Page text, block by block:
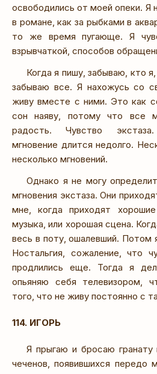
освободились от моей опеки. Я
в романе, как за рыбками в
то же время пугающе. Я
взрывчаткой, способов
Когда я пишу, забываю, кто
забываю все. Я нахожусь со
живу вместе с ними. Это как
сон наяву, потому что все
радость. Чувство
мгновение длится недолго.
несколько мгновений.
Однако я не могу
мгновения экстаза. Они
мне, когда приходят
музыка, или хорошая сцена.
весь в поту, ошалевший. Потом
Ностальгия, сожаление, что
продлились еще. Тогда я
опьяняю себя телевизором,
того, что не живу постоянно с
114. ИГОРЬ
Я прыгаю и бросаю гранату
чеченов, появившихся передо